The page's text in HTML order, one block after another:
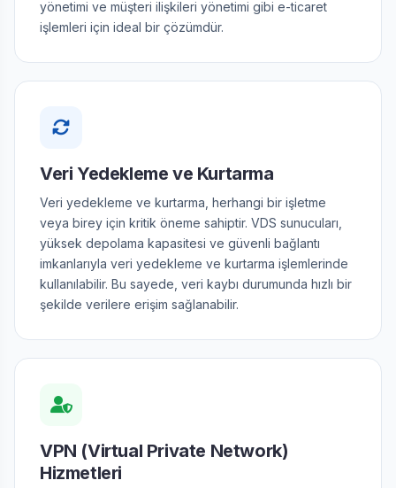
yönetimi ve müşteri ilişkileri yönetimi gibi e-ticaret
işlemleri için ideal bir çözümdür.
Veri Yedekleme ve Kurtarma
Veri yedekleme ve kurtarma, herhangi bir işletme
veya birey için kritik öneme sahiptir. VDS sunucuları,
yüksek depolama kapasitesi ve güvenli bağlantı
imkanlarıyla veri yedekleme ve kurtarma işlemlerinde
kullanılabilir. Bu sayede, veri kaybı durumunda hızlı bir
şekilde verilere erişim sağlanabilir.
VPN (Virtual Private Network)
Hizmetleri